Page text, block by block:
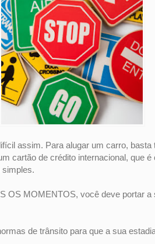
assim. Para alugar um carro, basta
cartão de crédito internacional, que
simples.
OS MOMENTOS, você deve portar a
de trânsito para que a sua